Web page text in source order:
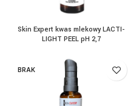
Skin Expert kwas mlekowy LACTI-
LIGHT PEEL pH 2,7
BRAK